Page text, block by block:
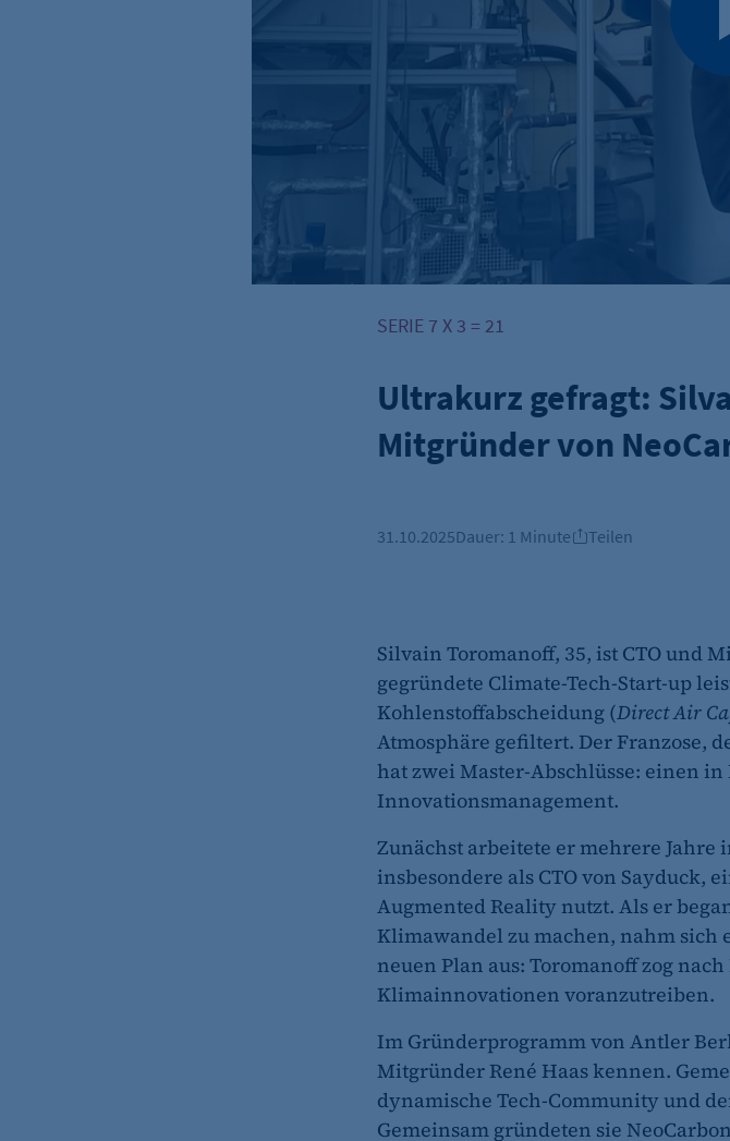
SERIE 7 X 3 = 21
Ultrakurz gefragt:
Mitgründer von
31.10.2025Dauer: 1 Minute Teilen
Silvain Toromanoff, 35, ist CTO und
gegründete Climate-Tech-Start-up
Kohlenstoffabscheidung (Direct Air
Atmosphäre gefiltert. Der Franzose,
hat zwei Master-Abschlüsse: einen
Innovationsmanagement.
Zunächst arbeitete er mehrere Jahre
insbesondere als CTO von Sayduck,
Augmented Reality nutzt. Als er
Klimawandel zu machen, nahm sich
neuen Plan aus: Toromanoff zog
Klimainnovationen voranzutreiben.
Im Gründerprogramm von Antler
Mitgründer René Haas kennen.
dynamische Tech-Community und
Gemeinsam gründeten sie